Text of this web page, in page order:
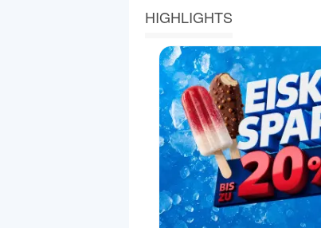
HIGHLIGHTS